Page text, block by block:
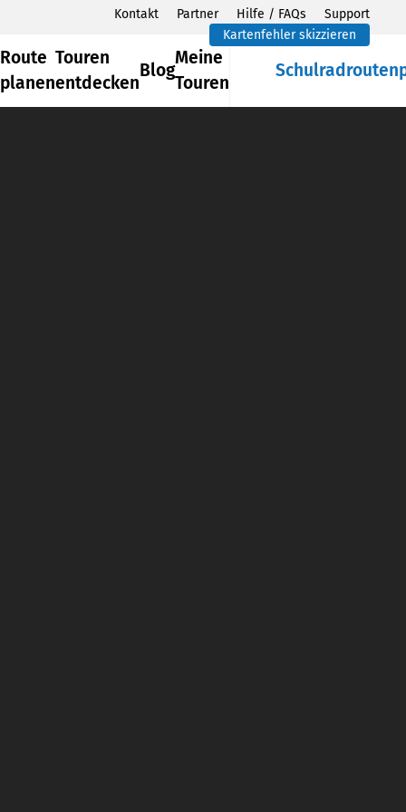
Kontakt Partner Hilfe / FAQs
Support
Kartenfehler skizzieren
Route
planen
Touren
entdecken
Blog
Meine
Touren